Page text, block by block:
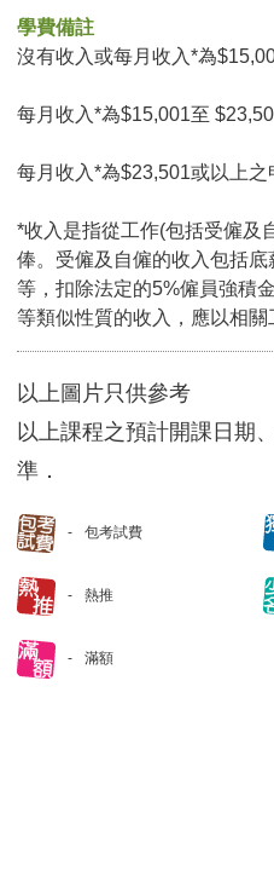
學費備註
沒有收入或每月收入*為
每月收入*為$15,001至
每月收入*為$23,501或以上之
*收入是指從工作(包括受僱及
俸。受僱及自僱的收入包括
等，扣除法定的5%僱員強積
等類似性質的收入，應以相關
以上圖片只供參考
以上課程之預計開課日期
準．
包考試費
熱推
滿額